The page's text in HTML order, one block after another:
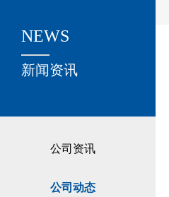
公司资讯
公司动态
关于我们
新闻资讯
NEWS